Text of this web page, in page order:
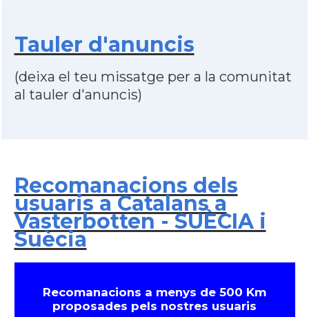
Tauler d'anuncis
(deixa el teu missatge per a la comunitat
al tauler d'anuncis)
Recomanacions dels
usuaris a Catalans a
Vasterbotten - SUÈCIA i
Suècia
Recomanacions a menys de 500 Km
proposades pels nostres usuaris